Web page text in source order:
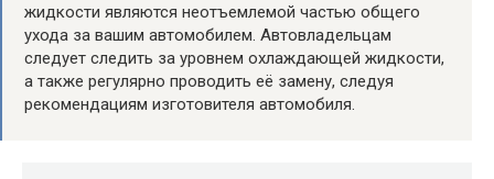
жидкости являются неотъемлемой частью общего
ухода за вашим автомобилем. Автовладельцам
следует следить за уровнем охлаждающей жидкости,
а также регулярно проводить её замену, следуя
рекомендациям изготовителя автомобиля.